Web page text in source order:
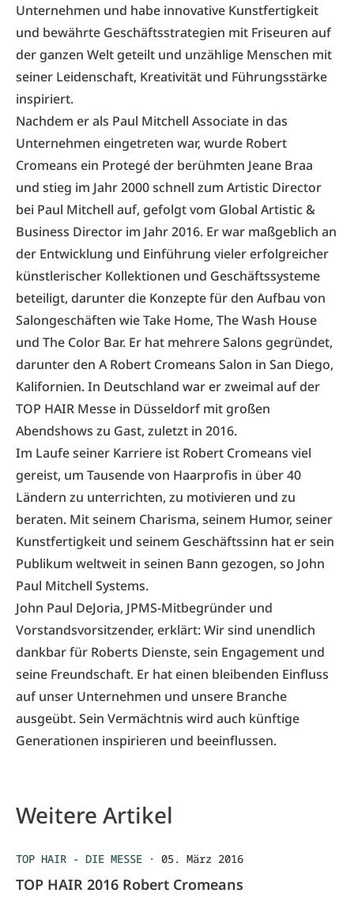
Unternehmen und habe innovative Kunstfertigkeit
und bewährte Geschäftsstrategien mit Friseuren auf
der ganzen Welt geteilt und unzählige Menschen mit
seiner Leidenschaft, Kreativität und Führungsstärke
inspiriert.
Nachdem er als Paul Mitchell Associate in das
Unternehmen eingetreten war, wurde Robert
Cromeans ein Protegé der berühmten Jeane Braa
und stieg im Jahr 2000 schnell zum Artistic Director
bei Paul Mitchell auf, gefolgt vom Global Artistic &
Business Director im Jahr 2016. Er war maßgeblich an
der Entwicklung und Einführung vieler erfolgreicher
künstlerischer Kollektionen und Geschäftssysteme
beteiligt, darunter die Konzepte für den Aufbau von
Salongeschäften wie Take Home, The Wash House
und The Color Bar. Er hat mehrere Salons gegründet,
darunter den A Robert Cromeans Salon in San Diego,
Kalifornien. In Deutschland war er zweimal auf der
TOP HAIR Messe in Düsseldorf mit großen
Abendshows zu Gast, zuletzt in 2016.
Im Laufe seiner Karriere ist Robert Cromeans viel
gereist, um Tausende von Haarprofis in über 40
Ländern zu unterrichten, zu motivieren und zu
beraten. Mit seinem Charisma, seinem Humor, seiner
Kunstfertigkeit und seinem Geschäftssinn hat er sein
Publikum weltweit in seinen Bann gezogen, so John
Paul Mitchell Systems.
John Paul DeJoria, JPMS-Mitbegründer und
Vorstandsvorsitzender, erklärt: Wir sind unendlich
dankbar für Roberts Dienste, sein Engagement und
seine Freundschaft. Er hat einen bleibenden Einfluss
auf unser Unternehmen und unsere Branche
ausgeübt. Sein Vermächtnis wird auch künftige
Generationen inspirieren und beeinflussen.
Weitere Artikel
TOP HAIR - DIE MESSE · 05. März 2016
TOP HAIR 2016 Robert Cromeans